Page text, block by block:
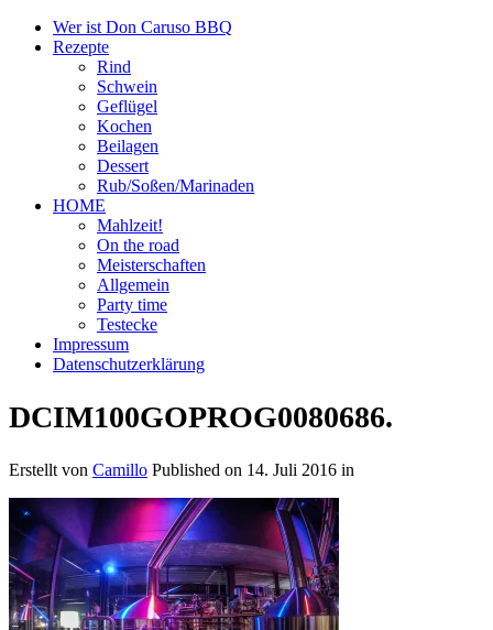
Wer ist Don Caruso BBQ
Rezepte
Rind
Schwein
Geflügel
Kochen
Beilagen
Dessert
Rub/Soßen/Marinaden
HOME
Mahlzeit!
On the road
Meisterschaften
Allgemein
Party time
Testecke
Impressum
Datenschutzerklärung
DCIM100GOPROG0080686.
Erstellt von Camillo Published on 14. Juli 2016 in